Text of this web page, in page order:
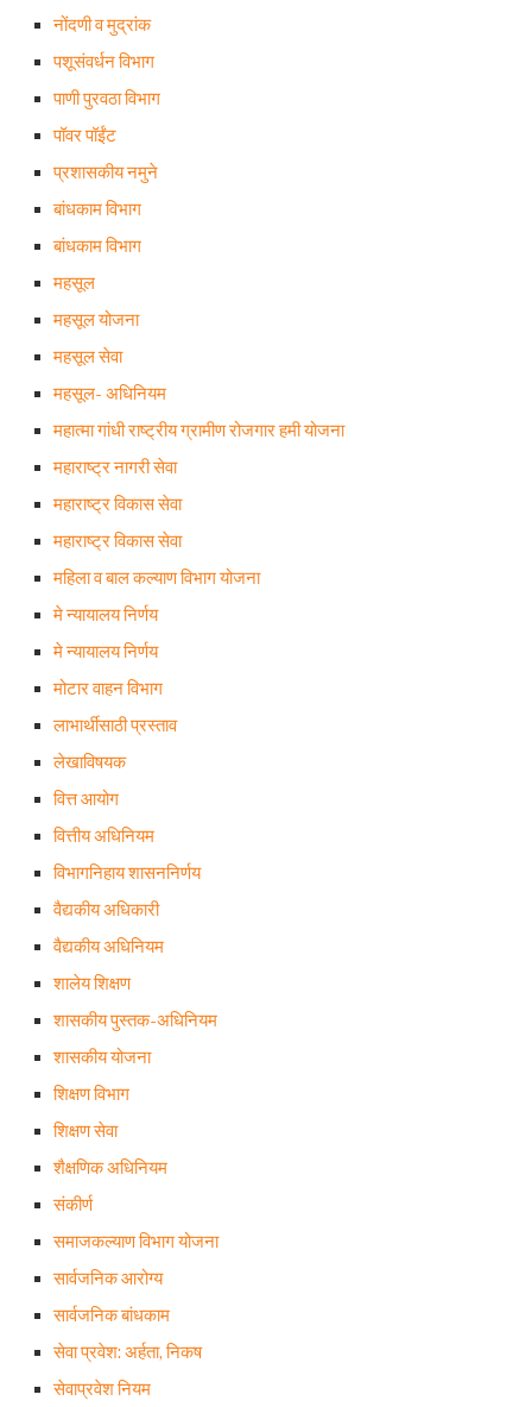
नोंदणी व मुद्रांक
पशूसंवर्धन विभाग
पाणी पुरवठा विभाग
पॉवर पॉईंट
प्रशासकीय नमुने
बांधकाम विभाग
बांधकाम विभाग
महसूल
महसूल योजना
महसूल सेवा
महसूल- अधिनियम
महात्मा गांधी राष्ट्रीय ग्रामीण रोजगार हमी योजना
महाराष्ट्र नागरी सेवा
महाराष्ट्र विकास सेवा
महाराष्ट्र विकास सेवा
महिला व बाल कल्याण विभाग योजना
मे न्यायालय निर्णय
मे न्यायालय निर्णय
मोटार वाहन विभाग
लाभार्थीसाठी प्रस्ताव
लेखाविषयक
वित्त आयोग
वित्तीय अधिनियम
विभागनिहाय शासननिर्णय
वैद्यकीय अधिकारी
वैद्यकीय अधिनियम
शालेय शिक्षण
शासकीय पुस्तक-अधिनियम
शासकीय योजना
शिक्षण विभाग
शिक्षण सेवा
शैक्षणिक अधिनियम
संकीर्ण
समाजकल्याण विभाग योजना
सार्वजनिक आरोग्य
सार्वजनिक बांधकाम
सेवा प्रवेश: अर्हता, निकष
सेवाप्रवेश नियम